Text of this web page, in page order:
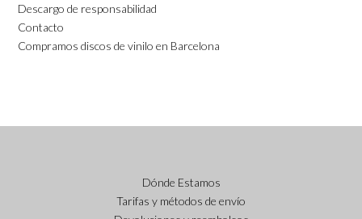
Descargo de responsabilidad
Contacto
Compramos discos de vinilo en Barcelona
Dónde Estamos
Tarifas y métodos de envío